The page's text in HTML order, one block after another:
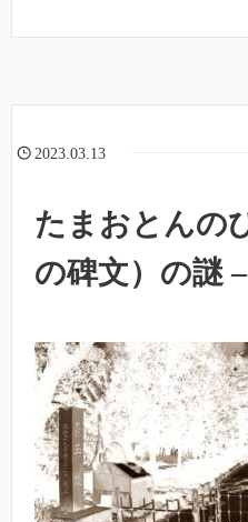
2023.03.13
たまおとんの
の碑文）の謎